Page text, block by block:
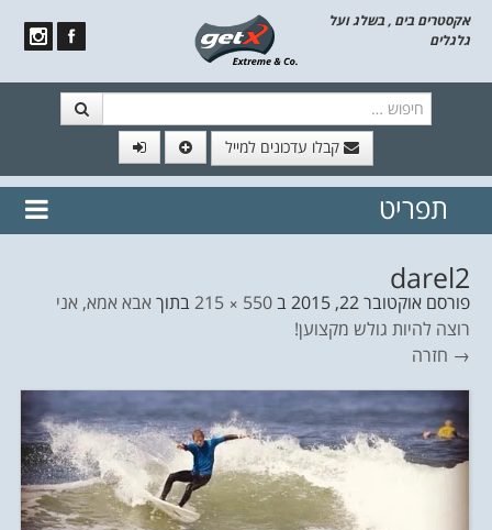
אקסטרים בים , בשלג ועל
גלגלים
קבלו עדכונים למייל
// הצטרף לרשימת תפוצה!
נשמח
תפריט
darel2
פורסם אוקטובר 22, 2015 ב550 × 215 בתוךאבא אמא, אני
רוצה להיות גולש מקצוען!
→ חזרה